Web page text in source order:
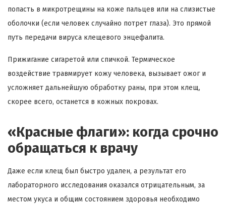
попасть в микротрещины на коже пальцев или на слизистые
оболочки (если человек случайно потрет глаза). Это прямой
путь передачи вируса клещевого энцефалита.
Прижигание сигаретой или спичкой. Термическое
воздействие травмирует кожу человека, вызывает ожог и
усложняет дальнейшую обработку раны, при этом клещ,
скорее всего, останется в кожных покровах.
«Красные флаги»: когда срочно
обращаться к врачу
Даже если клещ был быстро удален, а результат его
лабораторного исследования оказался отрицательным, за
местом укуса и общим состоянием здоровья необходимо